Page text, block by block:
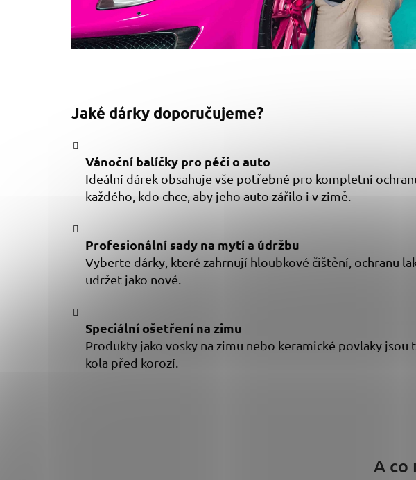
Jaké dárky doporučujeme?
Vánoční balíčky pro péči o auto
Ideální dárek obsahuje vše potřebné pro kompletní
každého, kdo chce, aby jeho auto zářilo i v zimě.
Profesionální sady na mytí a údržbu
Vyberte dárky, které zahrnují hloubkové čištění, ochranu
udržet jako nové.
Speciální ošetření na zimu
Produkty jako vosky na zimu nebo keramické povlaky
kola před korozí.
A co